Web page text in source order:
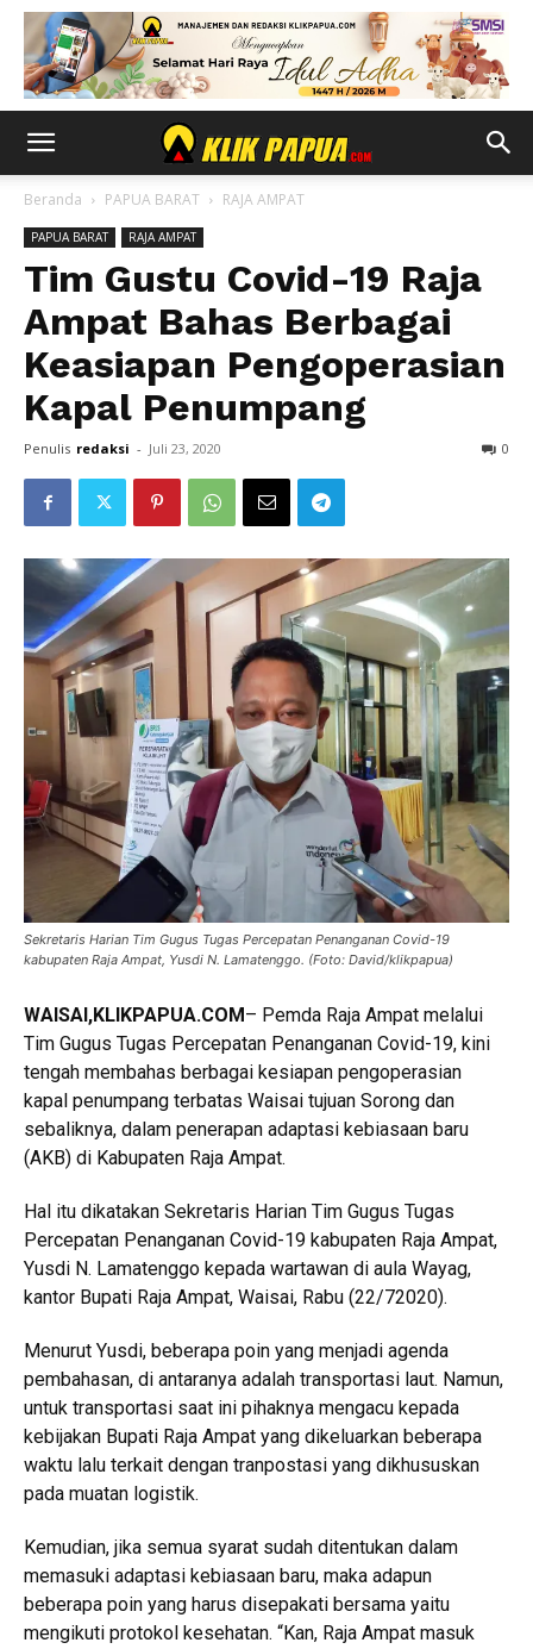
Beranda PAPUA BARAT RAJA AMPAT
PAPUA BARAT RAJA AMPAT
Tim Gustu Covid-19 Raja
Ampat Bahas Berbagai
Keasiapan Pengoperasian
Kapal Penumpang
Penulis redaksi - Juli 23, 2020 0
Sekretaris Harian Tim Gugus Tugas Percepatan Penanganan Covid-19
kabupaten Raja Ampat, Yusdi N. Lamatenggo. (Foto: David/klikpapua)
WAISAI,KLIKPAPUA.COM– Pemda Raja Ampat melalui
Tim Gugus Tugas Percepatan Penanganan Covid-19, kini
tengah membahas berbagai kesiapan pengoperasian
kapal penumpang terbatas Waisai tujuan Sorong dan
sebaliknya, dalam penerapan adaptasi kebiasaan baru
(AKB) di Kabupaten Raja Ampat.
Hal itu dikatakan Sekretaris Harian Tim Gugus Tugas
Percepatan Penanganan Covid-19 kabupaten Raja Ampat,
Yusdi N. Lamatenggo kepada wartawan di aula Wayag,
kantor Bupati Raja Ampat, Waisai, Rabu (22/72020).
Menurut Yusdi, beberapa poin yang menjadi agenda
pembahasan, di antaranya adalah transportasi laut. Namun,
untuk transportasi saat ini pihaknya mengacu kepada
kebijakan Bupati Raja Ampat yang dikeluarkan beberapa
waktu lalu terkait dengan tranpostasi yang dikhususkan
pada muatan logistik.
Kemudian, jika semua syarat sudah ditentukan dalam
memasuki adaptasi kebiasaan baru, maka adapun
beberapa poin yang harus disepakati bersama yaitu
mengikuti protokol kesehatan. “Kan, Raja Ampat masuk